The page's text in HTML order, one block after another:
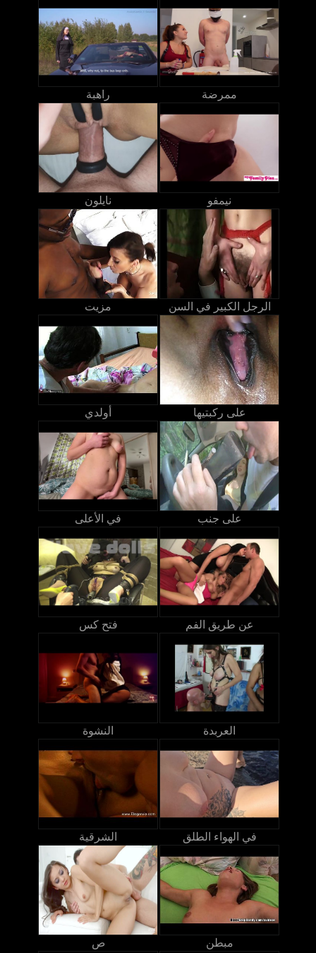
راهبة ممرضة
نايلون نيمفو
مزيت الرجل الكبير في السن
أولدي على ركبتيها
في الأعلى على جنب
فتح كس عن طريق الفم
النشوة العربدة
الشرقية في الهواء الطلق
ص مبطن